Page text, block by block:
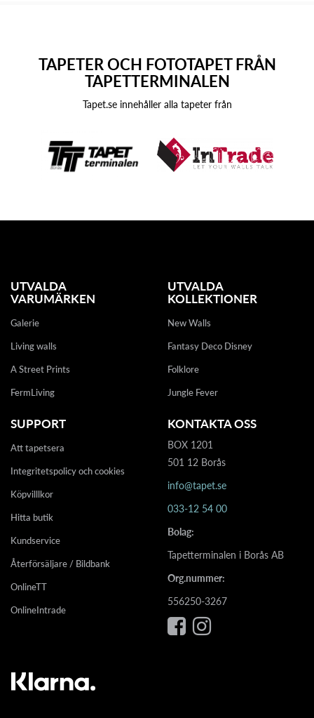
TAPETER OCH FOTOTAPET FRÅN
TAPETTERMINALEN
Tapet.se innehåller alla tapeter från
UTVALDA
VARUMÄRKEN
Galerie
Living walls
A Street Prints
FermLiving
UTVALDA
KOLLEKTIONER
New Walls
Fantasy Deco Disney
Folklore
Jungle Fever
SUPPORT
Att tapetsera
Integritetspolicy och cookies
Köpvilllkor
Hitta butik
Kundservice
Återförsäljare / Bildbank
OnlineTT
OnlineIntrade
KONTAKTA OSS
BOX 1201
501 12 Borås
info@tapet.se
033-12 54 00
Bolag:
Tapetterminalen i Borås AB
Org.nummer:
556250-3267